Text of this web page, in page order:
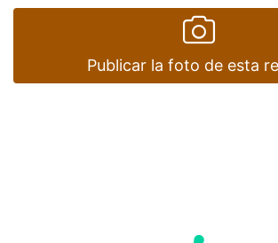
Publicar la foto de esta